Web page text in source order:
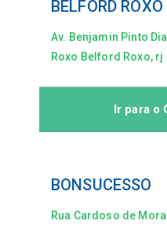
BELFORD ROXO
Av. Benjamin Pinto
Roxo Belford Roxo, rj
Ir para o
BONSUCESSO
Rua Cardoso de